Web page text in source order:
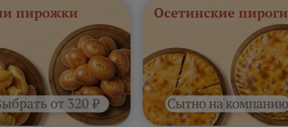
пирожки Осетинские пироги